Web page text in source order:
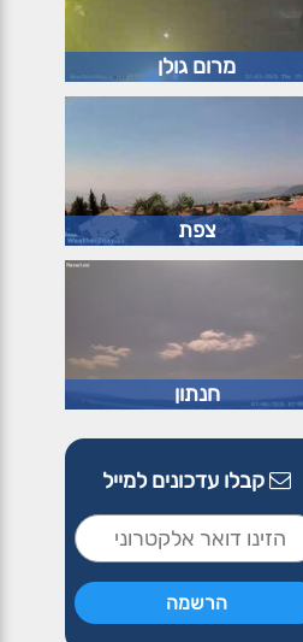
מרום גולן
צפת
חנתון
קבלו עדכונים למייל